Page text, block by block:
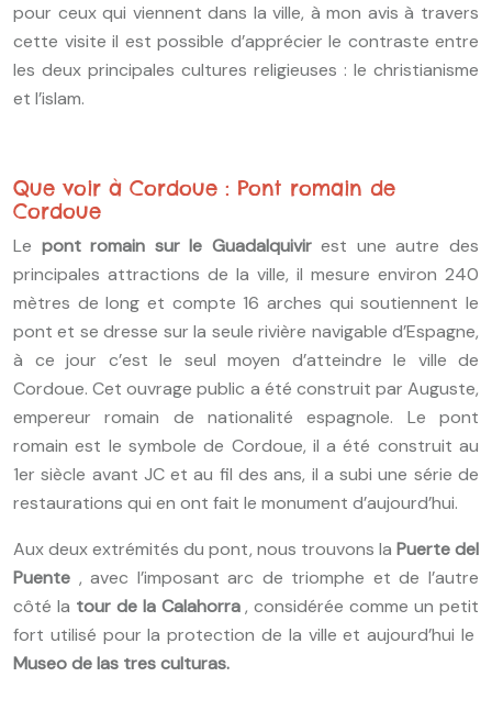
pour ceux qui viennent dans la ville, à mon avis à travers
cette visite il est possible d’apprécier le contraste entre
les deux principales cultures religieuses : le christianisme
et l’islam.
Que voir à Cordoue : Pont romain de
Cordoue
Le pont romain sur le Guadalquivirest une autre des
principales attractions de la ville, il mesure environ 240
mètres de long et compte 16 arches qui soutiennent le
pont et se dresse sur la seule rivière navigable d’Espagne,
à ce jour c’est le seul moyen d’atteindre le ville de
Cordoue. Cet ouvrage public a été construit par Auguste,
empereur romain de nationalité espagnole. Le pont
romain est le symbole de Cordoue, il a été construit au
1er siècle avant JC et au fil des ans, il a subi une série de
restaurations qui en ont fait le monument d’aujourd’hui.
Aux deux extrémités du pont, nous trouvons la Puerte del
Puente , avec l’imposant arc de triomphe et de l’autre
côté la tour de la Calahorra, considérée comme un petit
fort utilisé pour la protection de la ville et aujourd’hui le
Museo de las tres culturas.